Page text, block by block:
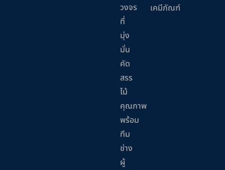
วงจร
ที่
มุ่ง
มั่น
คัด
สรร
ไม้
คุณภาพ
พร้อม
ทีม
ช่าง
ผู้
เคมีภัณฑ์